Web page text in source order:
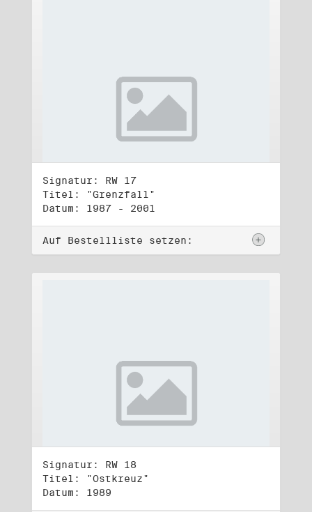
Signatur: RW 17
Titel: "Grenzfall"
Datum: 1987 - 2001
Auf Bestellliste setzen:
Signatur: RW 18
Titel: "Ostkreuz"
Datum: 1989